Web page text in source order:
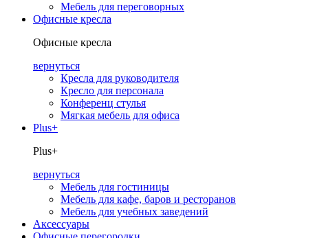
Мебель для переговорных
Офисные кресла
Офисные кресла
вернуться
Кресла для руководителя
Кресло для персонала
Конференц стулья
Мягкая мебель для офиса
Plus+
Plus+
вернуться
Мебель для гостиницы
Мебель для кафе, баров и ресторанов
Мебель для учебных заведений
Аксессуары